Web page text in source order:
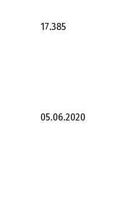
17.385
05.06.2020